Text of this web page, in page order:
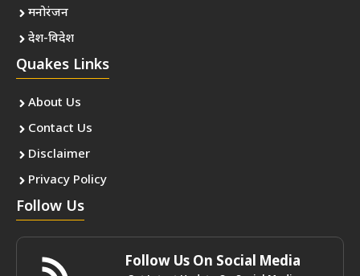
मनोरंजन
देश-विदेश
Quakes Links
About Us
Contact Us
Disclaimer
Privacy Policy
Follow Us
Follow Us On Social Media